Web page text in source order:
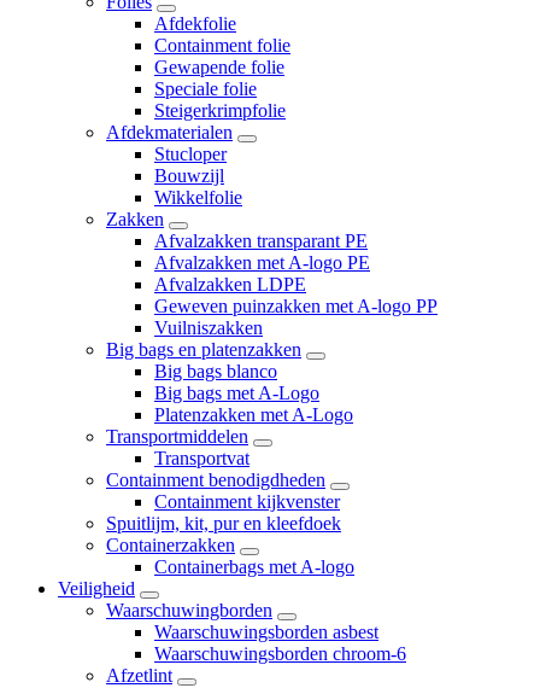
Afdekfolie
Containment folie
Gewapende folie
Speciale folie
Steigerkrimpfolie
Afdekmaterialen
Stucloper
Bouwzijl
Wikkelfolie
Zakken
Afvalzakken transparant PE
Afvalzakken met A-logo PE
Afvalzakken LDPE
Geweven puinzakken met A-logo PP
Vuilniszakken
Big bags en platenzakken
Big bags blanco
Big bags met A-Logo
Platenzakken met A-Logo
Transportmiddelen
Transportvat
Containment benodigdheden
Containment kijkvenster
Spuitlijm, kit, pur en kleefdoek
Containerzakken
Containerbags met A-logo
Veiligheid
Waarschuwingborden
Waarschuwingsborden asbest
Waarschuwingsborden chroom-6
Afzetlint